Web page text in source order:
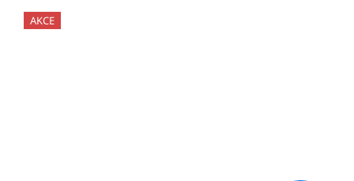
AKCE